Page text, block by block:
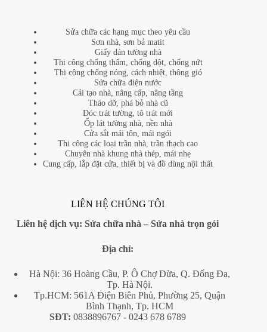
Sửa chữa các hạng mục theo yêu cầu
Sơn nhà, sơn bả matit
Giấy dán tường nhà
Thi công chống thấm, chống dột, chống nứt
Thi công chống nóng, cách nhiệt, thông gió
Sửa chữa điện nước
Cải tạo nhà, nâng cấp, nâng tầng
Tháo dỡ, phá bỏ nhà cũ
Dóc trát tường, tô trát mới
Ốp lát tường nhà, nền nhà
Cửa sắt mái tôn, mái ngói
Thi công các loại trần nhà, trần thạch cao
Chuyên nhà khung nhà thép, mái nhẹ
Cung cấp, lắp đặt cửa, thiết bị và đồ dùng nội thất
LIÊN HỆ CHÚNG TÔI
Liên hệ dịch vụ: Sửa chữa nhà – Sửa nhà trọn gói
Địa chỉ:
Hà Nội: 36 Hoàng Cầu, P. Ô Chợ Dừa, Q. Đống Đa,
Tp. Hà Nội.
Tp.HCM: 561A Điện Biên Phủ, Phường 25, Quận
Bình Thạnh, Tp. HCM
SĐT: 0838896767- 0243 678 6789